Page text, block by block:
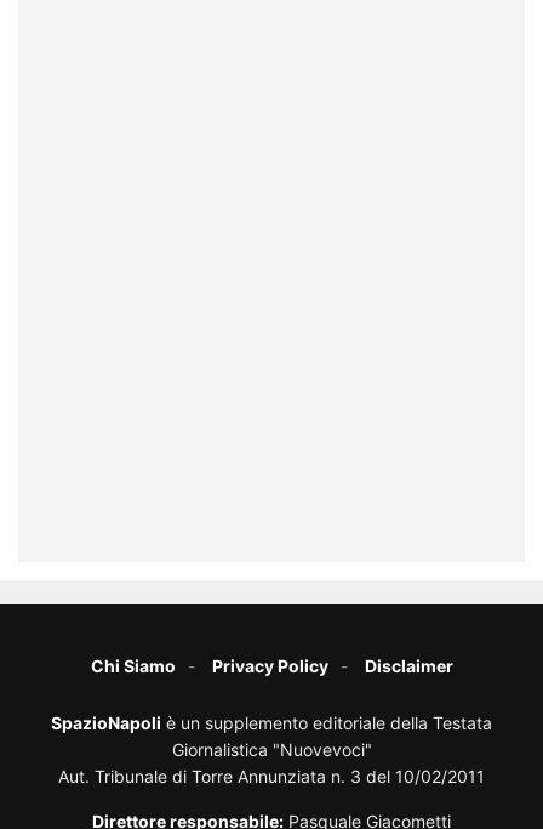
Chi Siamo Privacy Policy Disclaimer
SpazioNapoli è un supplemento editoriale della Testata
Giornalistica "Nuovevoci"
Aut. Tribunale di Torre Annunziata n. 3 del 10/02/2011
Direttore responsabile: Pasquale Giacometti